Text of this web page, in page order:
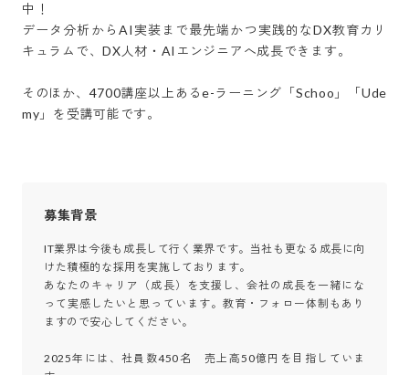
中！
データ分析からAI実装まで最先端かつ実践的なDX教育カリ
キュラムで、DX人材・AIエンジニアへ成長できます。
そのほか、4700講座以上あるe-ラーニング「Schoo」「Ude
my」を受講可能です。
募集背景
IT業界は今後も成長して行く業界です。当社も更なる成長に向
けた積極的な採用を実施しております。
あなたのキャリア（成長）を支援し、会社の成長を一緒にな
って実感したいと思っています。教育・フォロー体制もあり
ますので安心してください。
2025年には、社員数450名　売上高50億円を目指していま